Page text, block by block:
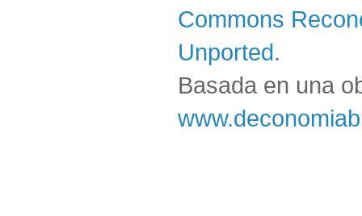
Commons
Unported.
Basada en una